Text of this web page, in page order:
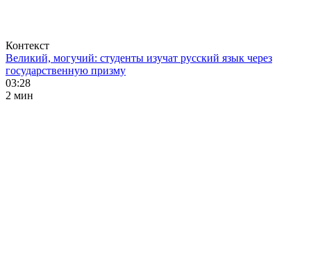
Контекст
Великий, могучий: студенты изучат русский язык через
государственную призму
03:28
2 мин